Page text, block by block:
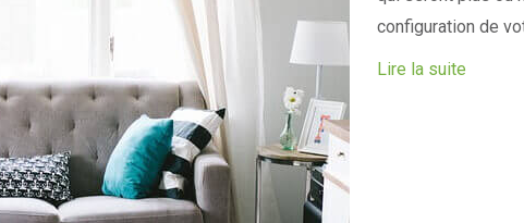
configuration de
Lire la suite